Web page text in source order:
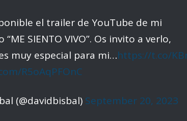
el trailer de YouTube de mi
“ME SIENTO VIVO”. Os invito a verlo,
muy especial para mi…https://t.co/
R5oAqPFOnC
(@davidbisbal) September 20, 2023